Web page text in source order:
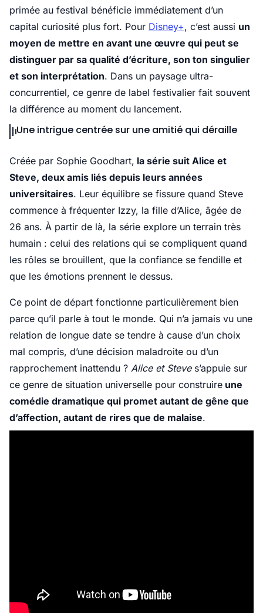
primée au festival bénéficie immédiatement d’un
capital curiosité plus fort. Pour Disney+, c’est aussi un
moyen de mettre en avant une œuvre qui peut se
distinguer par sa qualité d’écriture, son ton singulier
et son interprétation. Dans un paysage ultra-
concurrentiel, ce genre de label festivalier fait souvent
la différence au moment du lancement.
Une intrigue centrée sur une amitié qui déraille
Créée par Sophie Goodhart, la série suit Alice et
Steve, deux amis liés depuis leurs années
universitaires. Leur équilibre se fissure quand Steve
commence à fréquenter Izzy, la fille d’Alice, âgée de
26 ans. À partir de là, la série explore un terrain très
humain : celui des relations qui se compliquent quand
les rôles se brouillent, que la confiance se fendille et
que les émotions prennent le dessus.
Ce point de départ fonctionne particulièrement bien
parce qu’il parle à tout le monde. Qui n’a jamais vu une
relation de longue date se tendre à cause d’un choix
mal compris, d’une décision maladroite ou d’un
rapprochement inattendu ? Alice et Steves’appuie sur
ce genre de situation universelle pour construire une
comédie dramatique qui promet autant de gêne que
d’affection, autant de rires que de malaise.